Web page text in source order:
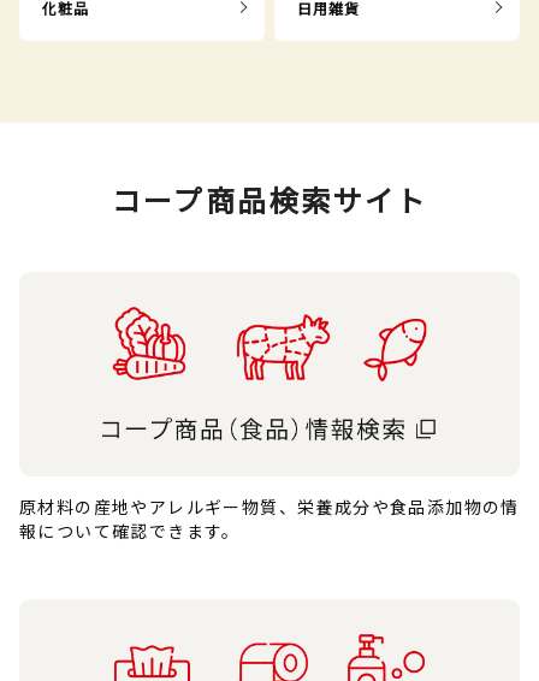
化粧品 日用雑貨
コープ商品検索サイト
原材料の産地やアレルギー物質、栄養成分や食品添加物の情
報について確認できます。